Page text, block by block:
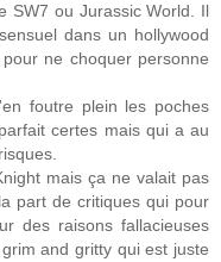
SW7 ou Jurassic World. Il
dans un hollywood
ne choquer personne
foutre plein les poches
certes mais qui a au
mais ça ne valait pas
part de critiques qui pour
des raisons fallacieuses
and gritty qui est juste